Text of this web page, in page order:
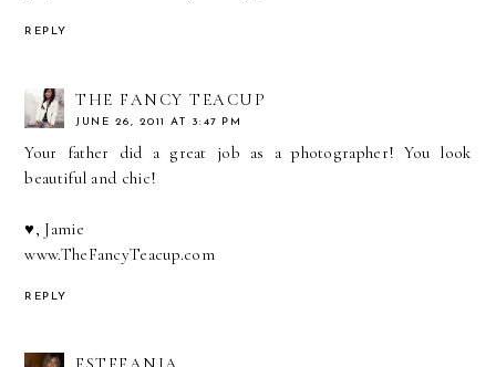
REPLY
THE FANCY TEACUP
JUNE 26, 2011 AT 3:47 PM
Your father did a great job as a photographer! You look
beautiful and chic!
♥, Jamie
www.TheFancyTeacup.com
REPLY